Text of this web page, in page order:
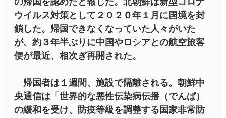
ウイルス対策として２０２０年１月に国境を封
鎖した。帰国できなくなっていた人々がいた
が、約３年半ぶりに中国やロシアとの航空旅客
便が最近、相次ぎ再開された。
帰国者は１週間、施設で隔離される。朝鮮中
央通信は「世界的な悪性伝染病伝播（でんぱ）
の緩和を受け、防疫等級を調整する国家非常防